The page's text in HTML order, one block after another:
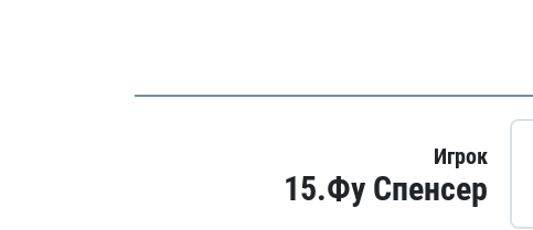
Игрок
15.Фу Спенсер